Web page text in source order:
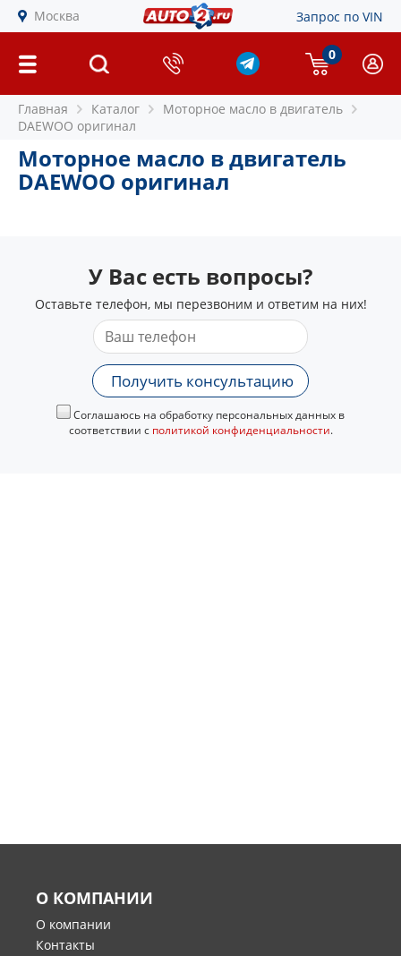
Москва Запрос по VIN
0
Главная Каталог
Моторное масло в двигатель
DAEWOO оригинал
Моторное масло в двигатель
DAEWOO оригинал
У Вас есть вопросы?
Оставьте телефон, мы перезвоним и ответим на них!
Получить консультацию
Соглашаюсь на обработку персональных данных в
соответствии с политикой конфиденциальности.
О КОМПАНИИ
О компании
Контакты